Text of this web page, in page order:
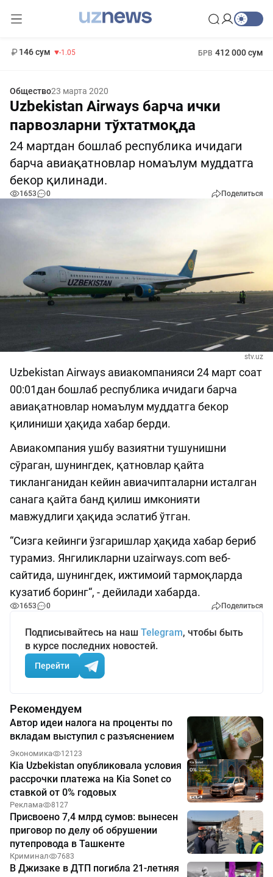
146 сум -1.05 БРВ 412 000 сум
Общество23 марта 2020
Uzbekistan Airways барча ички
парвозларни тўхтатмоқда
24 мартдан бошлаб республика ичидаги
барча авиақатновлар номаълум муддатга
бекор қилинади.
1653 0 Поделиться
stv.uz
Uzbekistan Airways авиакомпанияси 24 март соат
00:01дан бошлаб республика ичидаги барча
авиақатновлар номаълум муддатга бекор
қилиниши ҳақида хабар берди.
Авиакомпания ушбу вазиятни тушунишни
сўраган, шунингдек, қатновлар қайта
тикланганидан кейин авиачипталарни исталган
санага қайта банд қилиш имконияти
мавжудлиги ҳақида эслатиб ўтган.
“Сизга кейинги ўзгаришлар ҳақида хабар бериб
турамиз. Янгиликларни uzairways.com веб-
сайтида, шунингдек, ижтимоий тармоқларда
кузатиб боринг“, - дейилади хабарда.
1653 0 Поделиться
Подписывайтесь на наш Telegram, чтобы быть
в курсе последних новостей.
Перейти
Рекомендуем
Автор идеи налога на проценты по
вкладам выступил с разъяснением
Экономика 12123
Kia Uzbekistan опубликовала условия
рассрочки платежа на Kia Sonet со
ставкой от 0% годовых
Реклама 8127
Присвоено 7,4 млрд сумов: вынесен
приговор по делу об обрушении
путепровода в Ташкенте
Криминал 7683
В Джизаке в ДТП погибла 21-летняя